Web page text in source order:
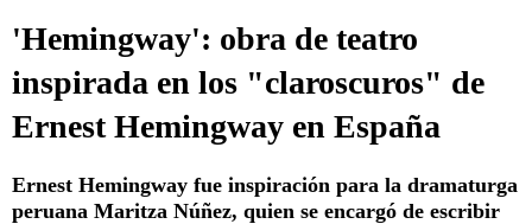
'Hemingway': obra de teatro
inspirada en los "claroscuros" de
Ernest Hemingway en España
Ernest Hemingway fue inspiración para la dramaturga
peruana Maritza Núñez, quien se encargó de escribir